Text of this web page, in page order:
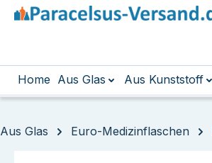
Hauptinhalt springen
Zur Suche springen
Zur Hauptnavigation springen
Home Aus Glas Aus Kunststoff
Aus Glas Euro-Medizinflaschen